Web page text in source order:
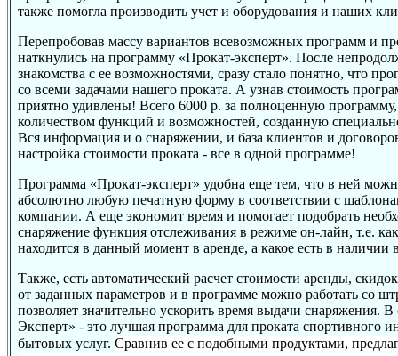
также помогла производить учет и оборудования и наших
Перепробовав массу вариантов всевозможных программ и
наткнулись на программу «Прокат-эксперт». После
знакомства с ее возможностями, сразу стало понятно, что
со всеми задачами нашего проката. А узнав стоимость
приятно удивлены! Всего 6000 р. за полноценную
количеством функций и возможностей, созданную
Вся информация и о снаряжении, и база клиентов и
настройка стоимости проката - все в одной программе!
Программа «Прокат-эксперт» удобна еще тем, что в ней
абсолютно любую печатную форму в соответствии с
компании. А еще экономит время и помогает подобрать
снаряжение функция отслеживания в режиме он-лайн, т.е.
находится в данный момент в аренде, а какое есть в наличии
Также, есть автоматический расчет стоимости аренды,
от заданных параметров и в программе можно работать со
позволяет значительно ускорить время выдачи снаряжения.
Эксперт» - это лучшая программа для проката спортивного
бытовых услуг. Сравнив ее с подобными продуктами,